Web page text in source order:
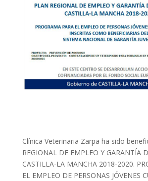
Clínica Veterinaria Zarpa ha sido
REGIONAL DE EMPLEO Y GARANTÍA
CASTILLA-LA MANCHA 2018-2020.
EL EMPLEO DE PERSONAS JÓVENES